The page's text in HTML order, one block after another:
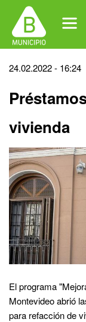
navigation
Back
top
24.02.2022 - 16:24
vivienda
El programa
Montevideo abrió
para refacción de